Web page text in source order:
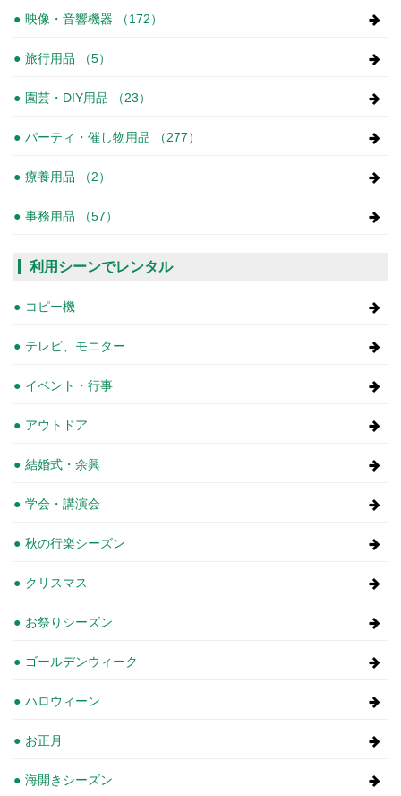
映像・音響機器 （172）
旅行用品 （5）
園芸・DIY用品 （23）
パーティ・催し物用品 （277）
療養用品 （2）
事務用品 （57）
利用シーンでレンタル
コピー機
テレビ、モニター
イベント・行事
アウトドア
結婚式・余興
学会・講演会
秋の行楽シーズン
クリスマス
お祭りシーズン
ゴールデンウィーク
ハロウィーン
お正月
海開きシーズン